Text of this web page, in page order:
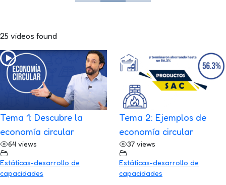
25 videos found
Tema 1: Descubre la
economía circular
64 views
Estáticas-desarrollo de
capacidades
Tema 2: Ejemplos de
economía circular
37 views
Estáticas-desarrollo de
capacidades